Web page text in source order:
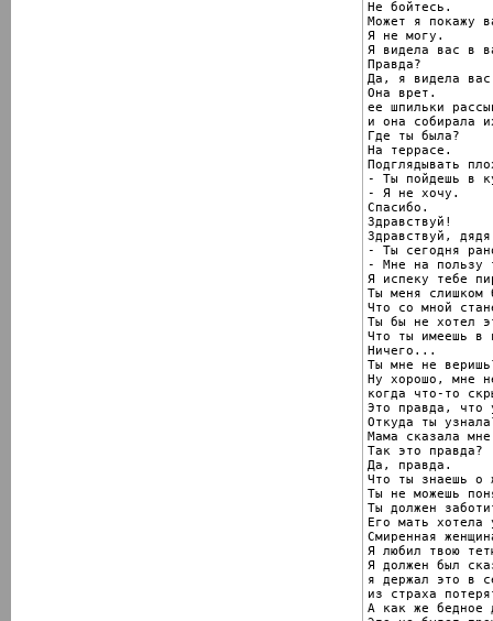
Не бойтесь.
Может я покажу
Я не могу.
Я видела вас в
Правда?
Да, я видела
Она врет.
ее шпильки
и она собирала
Где ты была?
На террасе.
Подглядывать
- Ты пойдешь в
- Я не хочу.
Спасибо.
Здравствуй!
Здравствуй,
- Ты сегодня
- Мне на пользу
Я испеку тебе
Ты меня слишком
Что со мной
Ты бы не хотел
Что ты имеешь в
Ничего...
Ты мне не
Ну хорошо, мне
когда что-то
Это правда, что
Откуда ты
Мама сказала
Так это правда?
Да, правда.
Что ты знаешь о
Ты не можешь
Ты должен
Его мать хотела
Смиренная
Я любил твою
Я должен был
я держал это в
из страха
А как же бедное